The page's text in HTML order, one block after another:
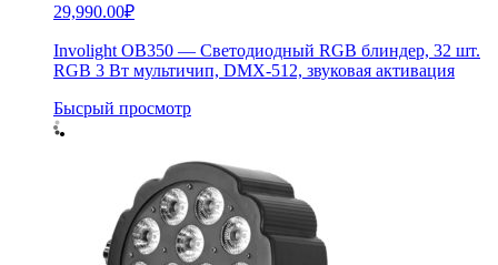
29,990.00₽
Involight OB350 — Светодиодный RGB блиндер, 32 шт.
RGB 3 Вт мультичип, DMX-512, звуковая активация
Бысрый просмотр